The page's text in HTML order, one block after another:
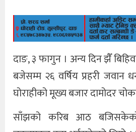
दाङ, ३ फागुन । अन्य दिन झैँ
बजेसम्म २६ वर्षिय प्रहरी जवान
घोराहीको मूख्य बजार दामोदर
साँझको करिब आठ